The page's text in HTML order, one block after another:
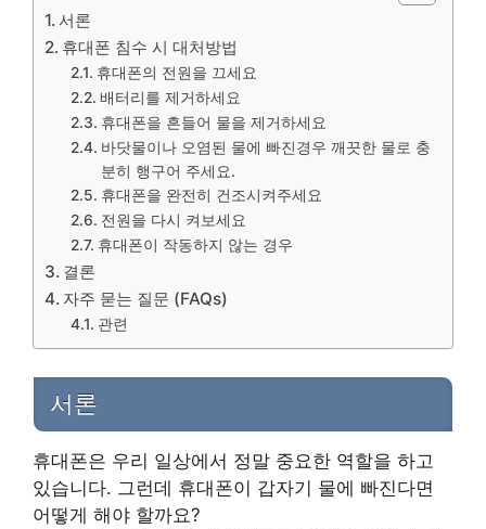
서론
휴대폰 침수 시 대처방법
휴대폰의 전원을 끄세요
배터리를 제거하세요
휴대폰을 흔들어 물을 제거하세요
바닷물이나 오염된 물에 빠진경우 깨끗한 물로 충
분히 행구어 주세요.
휴대폰을 완전히 건조시켜주세요
전원을 다시 켜보세요
휴대폰이 작동하지 않는 경우
결론
자주 묻는 질문 (FAQs)
관련
서론
휴대폰은 우리 일상에서 정말 중요한 역할을 하고
있습니다. 그런데 휴대폰이 갑자기 물에 빠진다면
어떻게 해야 할까요?